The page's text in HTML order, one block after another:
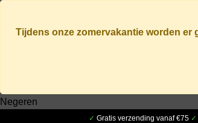
Tijdens onze zomervakantie worden
Negeren
✓ Gratis verzending vanaf €75 ✓